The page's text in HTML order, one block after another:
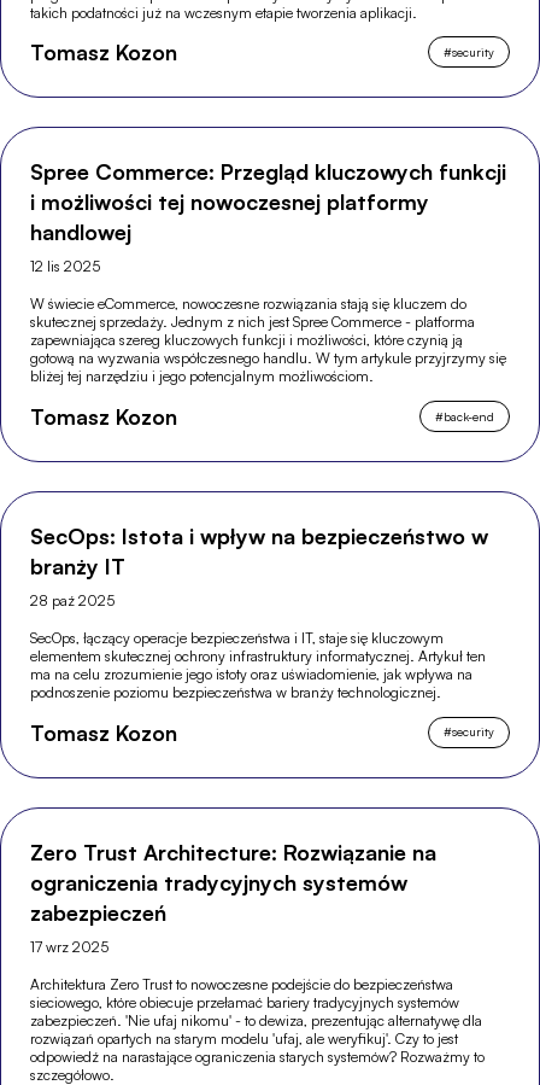
takich podatności już na wczesnym etapie tworzenia aplikacji.
Tomasz Kozon #security
Spree Commerce: Przegląd kluczowych funkcji
i możliwości tej nowoczesnej platformy
handlowej
12 lis 2025
W świecie eCommerce, nowoczesne rozwiązania stają się kluczem do
skutecznej sprzedaży. Jednym z nich jest Spree Commerce - platforma
zapewniająca szereg kluczowych funkcji i możliwości, które czynią ją
gotową na wyzwania współczesnego handlu. W tym artykule przyjrzymy się
bliżej tej narzędziu i jego potencjalnym możliwościom.
Tomasz Kozon #back-end
SecOps: Istota i wpływ na bezpieczeństwo w
branży IT
28 paź 2025
SecOps, łączący operacje bezpieczeństwa i IT, staje się kluczowym
elementem skutecznej ochrony infrastruktury informatycznej. Artykuł ten
ma na celu zrozumienie jego istoty oraz uświadomienie, jak wpływa na
podnoszenie poziomu bezpieczeństwa w branży technologicznej.
Tomasz Kozon #security
Zero Trust Architecture: Rozwiązanie na
ograniczenia tradycyjnych systemów
zabezpieczeń
17 wrz 2025
Architektura Zero Trust to nowoczesne podejście do bezpieczeństwa
sieciowego, które obiecuje przełamać bariery tradycyjnych systemów
zabezpieczeń. 'Nie ufaj nikomu' - to dewiza, prezentując alternatywę dla
rozwiązań opartych na starym modelu 'ufaj, ale weryfikuj'. Czy to jest
odpowiedź na narastające ograniczenia starych systemów? Rozważmy to
szczegółowo.